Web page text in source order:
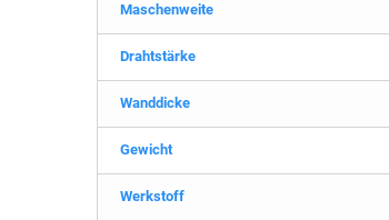
Maschenweite
Drahtstärke
Wanddicke
Gewicht
Werkstoff